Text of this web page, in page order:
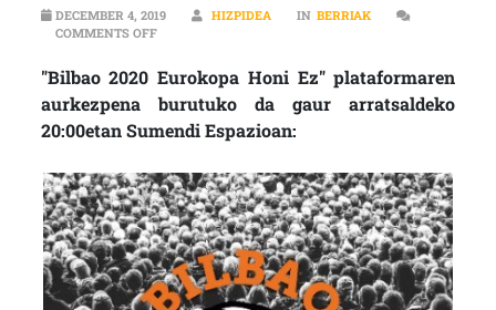
DECEMBER 4, 2019 HIZPIDEA IN BERRIAK
COMMENTS OFFON MARKOS LEZAUN (EUROCOPA HONI EZ):
"Bilbao 2020 Eurokopa Honi Ez" plataformaren
aurkezpena burutuko da gaur arratsaldeko
20:00etan Sumendi Espazioan: